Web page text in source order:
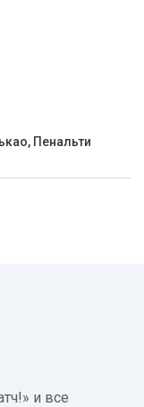
Пенальти
и все